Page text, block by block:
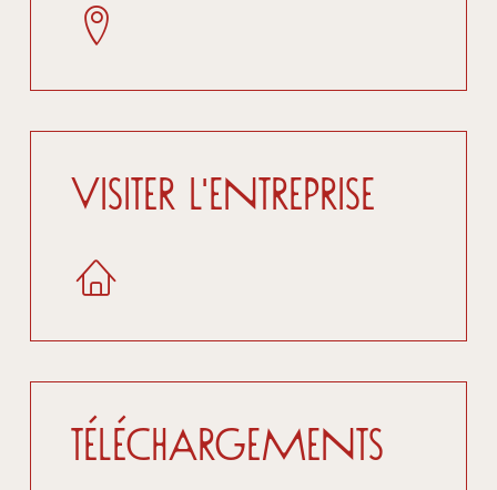
Visiter l'entreprise
Téléchargements